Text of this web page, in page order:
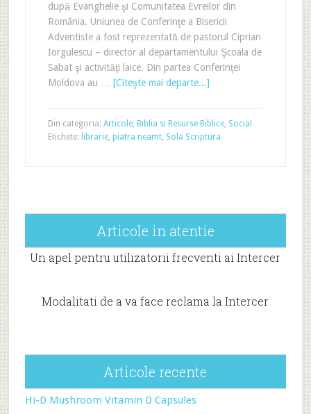
după Evanghelie şi Comunitatea Evreilor din
România. Uniunea de Conferinţe a Bisericii
Adventiste a fost reprezentată de pastorul Ciprian
Iorgulescu – director al departamentului Şcoala de
Sabat şi activităţi laice. Din partea Conferinţei
Moldova au … [Citeşte mai departe...]
Din categoria: Articole, Biblia si Resurse Biblice, Social
Etichete: librarie, piatra neamt, Sola Scriptura
Articole in atentie
Un apel pentru utilizatorii frecventi ai Intercer
Modalitati de a va face reclama la Intercer
Articole recente
Hi-D Mushroom Vitamin D Capsules